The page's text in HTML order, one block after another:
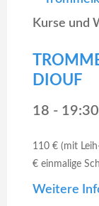
Kurse und
DIOUF
18 -
110 € (mit
€ einmalige
Weitere